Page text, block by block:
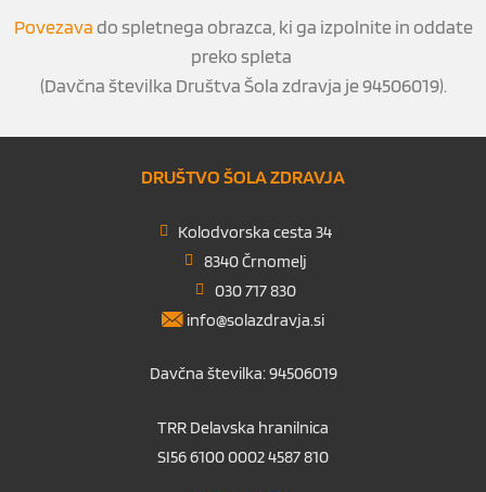
Povezavado spletnega obrazca, ki ga izpolnite in oddate
preko spleta
(Davčna številka Društva Šola zdravja je 94506019).
DRUŠTVO ŠOLA ZDRAVJA
Kolodvorska cesta 34
8340 Črnomelj
030 717 830
info@solazdravja.si
Davčna številka: 94506019
TRR Delavska hranilnica
SI56 6100 0002 4587 810